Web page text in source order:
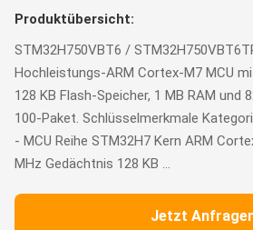
Produktübersicht:
STM32H750VBT6 /
Hochleistungs-ARM Cortex-M7 MCU
128 KB Flash-Speicher, 1 MB RAM und
100-Paket. Schlüsselmerkmale
- MCU Reihe STM32H7 Kern ARM
MHz Gedächtnis 128 KB ...
Jetzt